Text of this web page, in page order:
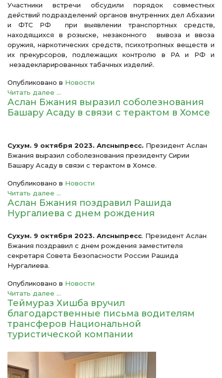
Участники встречи обсудили порядок совместных
действий подразделений органов внутренних дел Абхазии
и ФТС РФ при выявлении транспортных средств,
находящихся в розыске, незаконного вывоза и ввоза
оружия, наркотических средств, психотропных веществ и
их прекурсоров, подлежащих контролю в РА и РФ и
незадекларированных табачных изделий.
Опубликовано в Новости
Читать далее ...
Аслан Бжания выразил соболезнования
Башару Асаду в связи с терактом в Хомсе
Сухум. 9 октября 2023. Апсныпресс. Президент Аслан
Бжания выразил соболезнования президенту Сирии
Башару Асаду в связи с терактом в Хомсе.
Опубликовано в Новости
Читать далее ...
Аслан Бжания поздравил Рашида
Нургалиева с днем рождения
Сухум. 9 октября 2023. Апсныпресс. Президент Аслан
Бжания поздравил с днем рождения заместителя
секретаря Совета Безопасности России Рашида
Нургалиева.
Опубликовано в Новости
Читать далее ...
Теймураз Хишба вручил
благодарственные письма водителям
трансферов Национальной
туристической компании